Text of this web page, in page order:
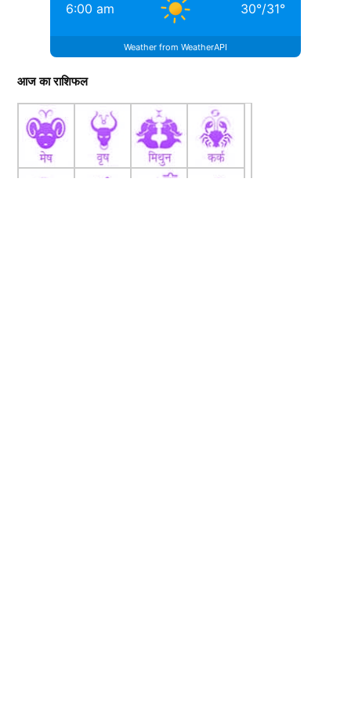
6:00 am 30°/31°
Weather from WeatherAPI
आज का राशिफल